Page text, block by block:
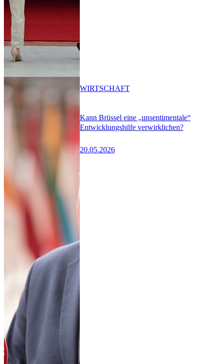
Kann Brüssel eine „unsentimentale“
Entwicklungshilfe verwirklichen?
20.05.2026
WIRTSCHAFT